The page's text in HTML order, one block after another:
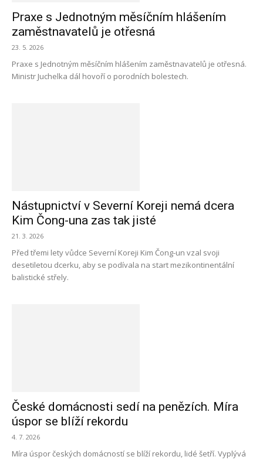
Praxe s Jednotným měsíčním hlášením
zaměstnavatelů je otřesná
23. 5. 2026
Praxe s Jednotným měsíčním hlášením zaměstnavatelů je otřesná.
Ministr Juchelka dál hovoří o porodních bolestech.
Nástupnictví v Severní Koreji nemá dcera
Kim Čong-una zas tak jisté
21. 3. 2026
Před třemi lety vůdce Severní Koreji Kim Čong-un vzal svoji
desetiletou dcerku, aby se podívala na start mezikontinentální
balistické střely.
České domácnosti sedí na penězích. Míra
úspor se blíží rekordu
4. 7. 2026
Míra úspor českých domácností se blíží rekordu, lidé šetří. Vyplývá